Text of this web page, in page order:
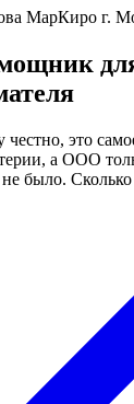
МарКиро г.
честно, это
а ООО
не было.